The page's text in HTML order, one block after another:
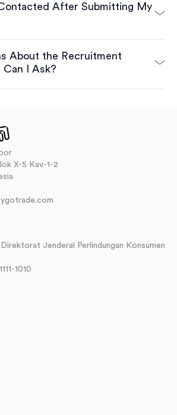
After Submitting My
About the Recruitment
Can I Ask?
X-5 Kav-1-2
Direktorat Jenderal Perlindungan Konsumen
1010